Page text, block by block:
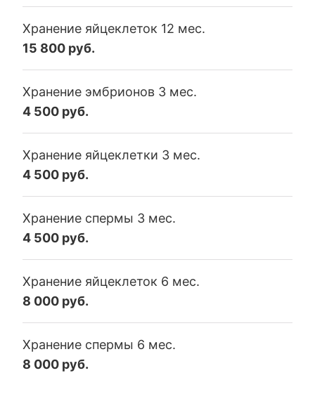
Хранение яйцеклеток 12 мес.
15 800 руб.
Хранение эмбрионов 3 мес.
4 500 руб.
Хранение яйцеклетки 3 мес.
4 500 руб.
Хранение спермы 3 мес.
4 500 руб.
Хранение яйцеклеток 6 мес.
8 000 руб.
Хранение спермы 6 мес.
8 000 руб.